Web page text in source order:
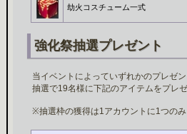
劫火コスチューム一式
強化祭抽選プレゼント
当イベントによっていずれかのプレゼ
抽選で19名様に下記のアイテムをプレ
※抽選枠の獲得は1アカウントに1つの